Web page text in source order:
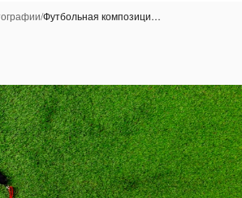
/Футбольная композици…